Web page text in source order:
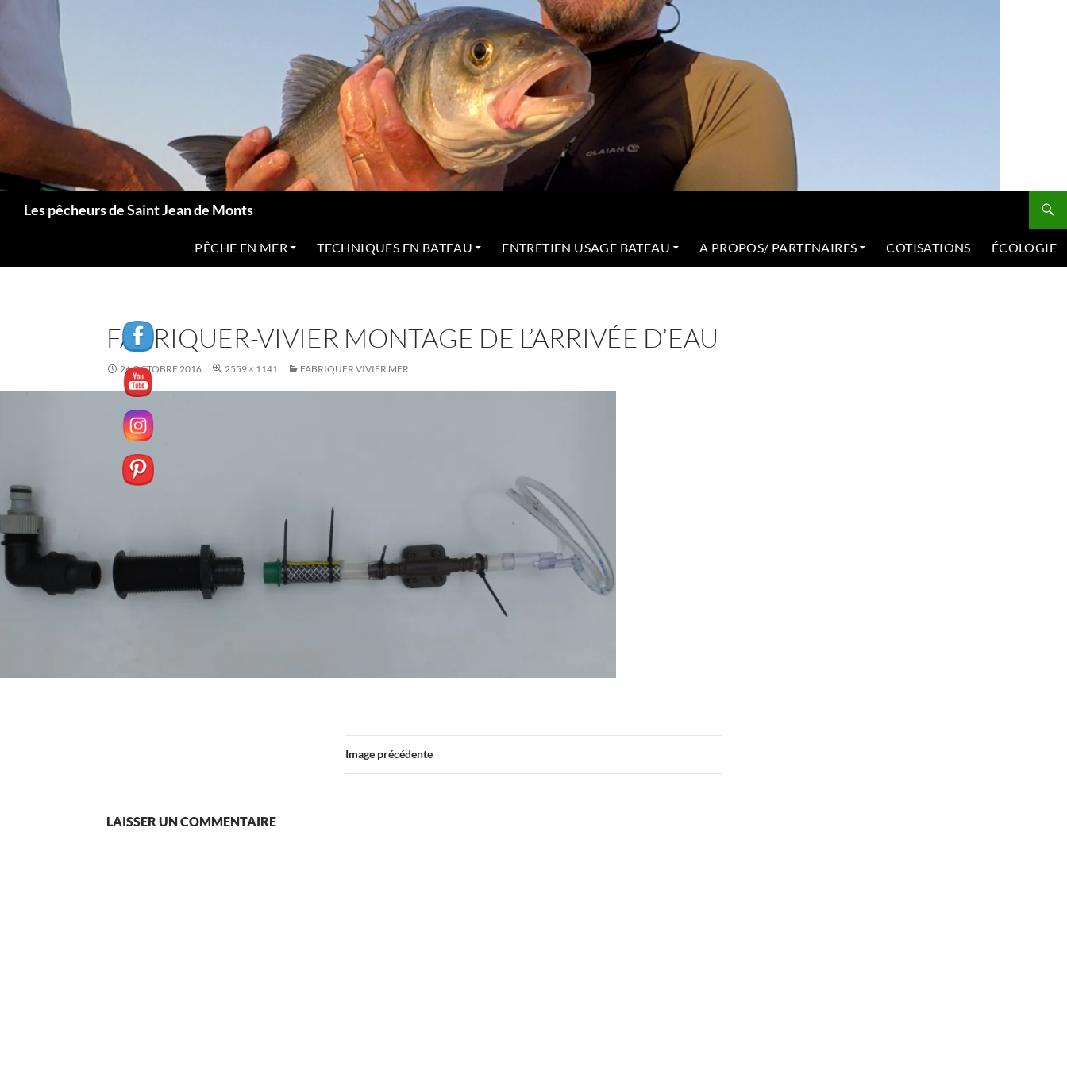
Les pêcheurs de Saint Jean de Monts
PÊCHE EN MER TECHNIQUES EN BATEAU ENTRETIEN USAGE BATEAU A PROPOS/ PARTENAIRES COTISATIONS ÉCOLOGIE
FABRIQUER-VIVIER MONTAGE DE L’ARRIVÉE D’EAU
26 OCTOBRE 2016 2559 × 1141 FABRIQUER VIVIER MER
Image précédente
LAISSER UN COMMENTAIRE